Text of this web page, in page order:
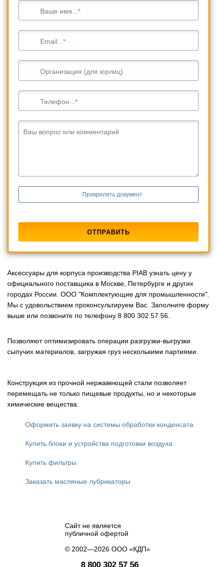
Ваше имя...
Email...
Организация (для юрлиц)
Телефон...
Ваш вопрос или комментарий
Прикрепить документ
Аксессуары для корпуса производства PIAB узнать цену у
официального поставщика в Москве, Петербурге и других
городах России. ООО "Комплектующие для промышленности".
Мы с удовольствием проконсультируем Вас. Заполните форму
выше или позвоните по телефону 8 800 302 57 56.
Позволяют оптимизировать операции разгрузки-выгрузки
сыпучих материалов, загружая груз несколькими партиями.
Конструкция из прочной нержавеющей стали позволяет
перемещать не только пищевые продукты, но и некоторые
химические вещества.
Оформить заявку на системы обработки конденсата
Купить блоки и устройства подготовки воздуха
Купить фильтры
Заказать масляные лубрикаторы
Сайт не является
публичной офертой
© 2002—2026 ООО «КДП»
8 800 302 57 56